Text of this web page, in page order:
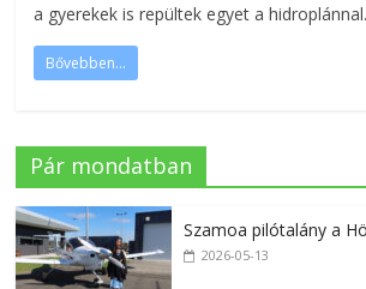
a gyerekek is repültek egyet a hidroplánnal.
Bővebben...
Pár mondatban
Szamoa pilótalány a
2026-05-13